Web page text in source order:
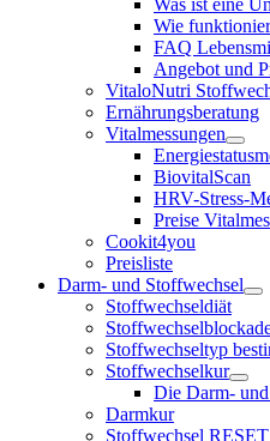
Was ist eine
Wie
FAQ
Angebot und
VitaloNutri
Ernährungsberatung
Vitalmessungen
BiovitalScan
HRV-Stress-
Preise
Cookit4you
Preisliste
Darm- und Stoffwechsel
Stoffwechseldiät
Stoffwechseltyp
Stoffwechselkur
Die Darm-
Darmkur
Stoffwechsel RESET